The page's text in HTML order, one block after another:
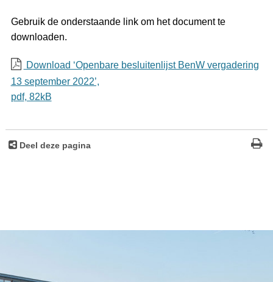
Gebruik de onderstaande link om het document te
downloaden.
Download ‘Openbare besluitenlijst BenW vergadering
13 september 2022’,
pdf, 82kB
Deel deze pagina